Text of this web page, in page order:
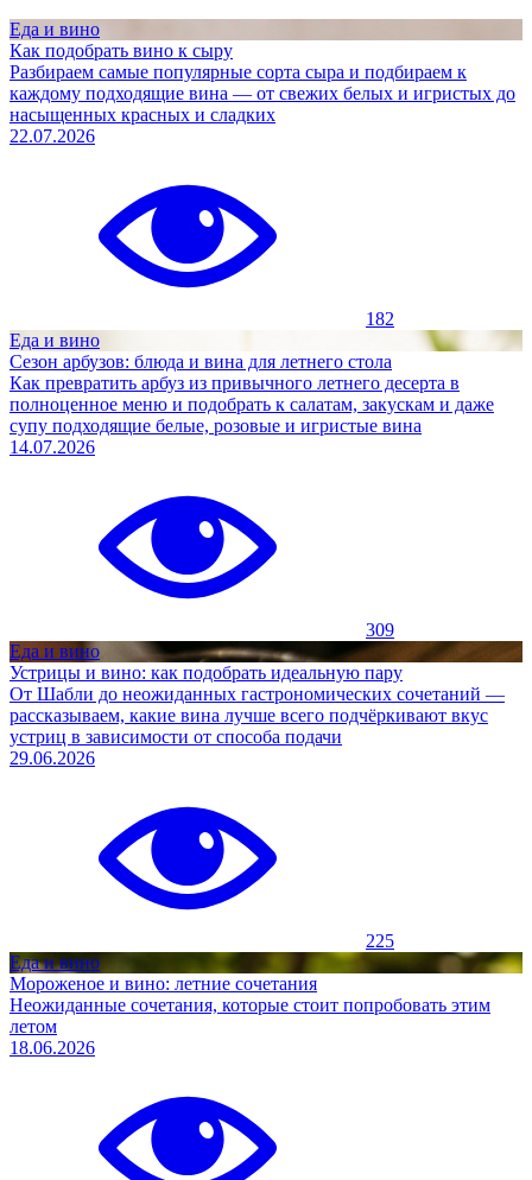
Еда и вино
Как подобрать вино к сыру
Разбираем самые популярные сорта сыра и подбираем к
каждому подходящие вина — от свежих белых и игристых до
насыщенных красных и сладких
22.07.2026
182
Еда и вино
Сезон арбузов: блюда и вина для летнего стола
Как превратить арбуз из привычного летнего десерта в
полноценное меню и подобрать к салатам, закускам и даже
супу подходящие белые, розовые и игристые вина
14.07.2026
309
Еда и вино
Устрицы и вино: как подобрать идеальную пару
От Шабли до неожиданных гастрономических сочетаний —
рассказываем, какие вина лучше всего подчёркивают вкус
устриц в зависимости от способа подачи
29.06.2026
225
Еда и вино
Мороженое и вино: летние сочетания
Неожиданные сочетания, которые стоит попробовать этим
летом
18.06.2026